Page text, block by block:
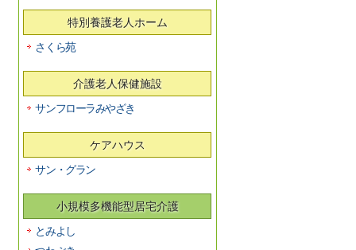
特別養護老人ホーム
さくら苑
介護老人保健施設
サンフローラみやざき
ケアハウス
サン・グラン
小規模多機能型居宅介護
とみよし